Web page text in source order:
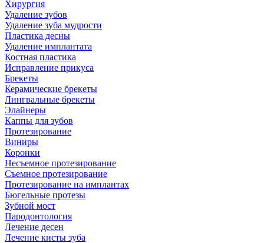
Хирургия
Удаление зубов
Удаление зуба мудрости
Пластика десны
Удаление имплантата
Костная пластика
Исправление прикуса
Брекеты
Керамические брекеты
Лингвальные брекеты
Элайнеры
Каппы для зубов
Протезирование
Виниры
Коронки
Несъемное протезирование
Съемное протезирование
Протезирование на имплантах
Бюгельные протезы
Зубной мост
Пародонтология
Лечение десен
Лечение кисты зуба